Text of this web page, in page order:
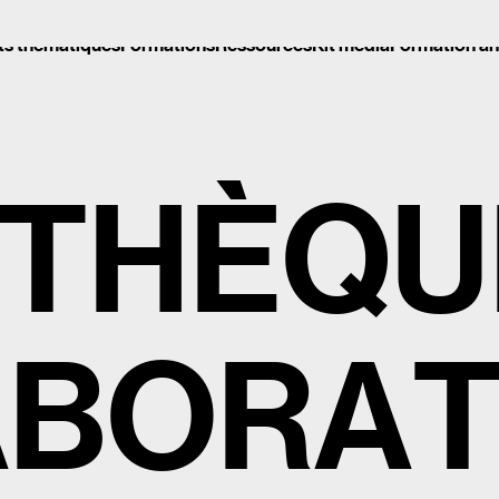
thématiquesFormationsRessourcesKit médiaFormation
THÈQU
BORA